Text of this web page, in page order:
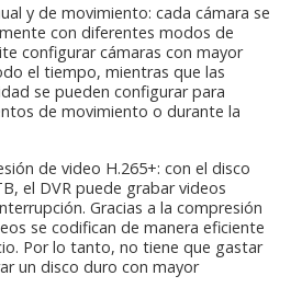
y de movimiento: cada cámara se
con diferentes modos de
configurar cámaras con mayor
el tiempo, mientras que las
se pueden configurar para
de movimiento o durante la
de video H.265+: con el disco
el DVR puede grabar videos
Gracias a la compresión
se codifican de manera eficiente
Por lo tanto, no tiene que gastar
un disco duro con mayor